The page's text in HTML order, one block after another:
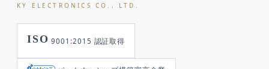
KY ELECTRONICS CO., LTD.
ISO 9001:2015 認証取得